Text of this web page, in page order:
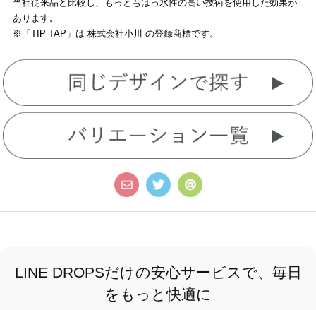
当社従来品と比較し、もっともはっ水性の高い技術を使用した効果が
あります。
※「TIP TAP」は 株式会社小川 の登録商標です。
LINE DROPSだけの安心サービスで、毎日
をもっと快適に